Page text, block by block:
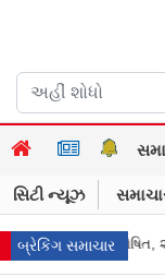
સિટી ન્યૂઝ
બ્રેકિંગ સમાચાર
રિપોર્ટરનો કર્યો